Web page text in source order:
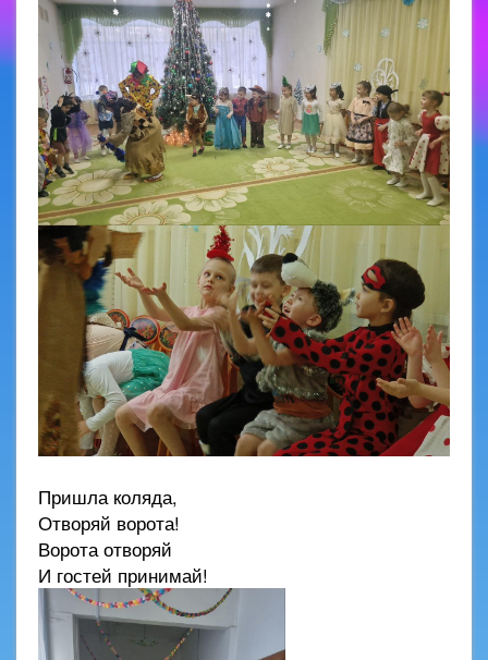
Пришла коляда,
Отворяй ворота!
Ворота отворяй
И гостей принимай!